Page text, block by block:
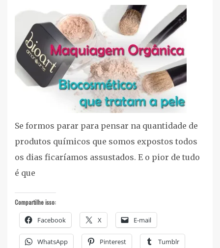
Se formos parar para pensar na quantidade de
produtos químicos que somos expostos todos
os dias ficaríamos assustados. E o pior de tudo
é que
Compartilhe isso:
Facebook X E-mail
WhatsApp Pinterest Tumblr